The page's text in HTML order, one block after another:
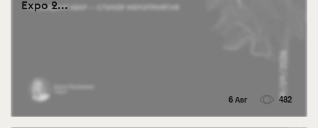
Expo 2...
6 Авг 482